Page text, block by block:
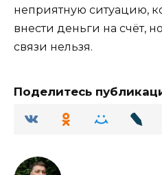
неприятную ситуацию,
внести деньги на счёт,
связи нельзя.
Поделитесь